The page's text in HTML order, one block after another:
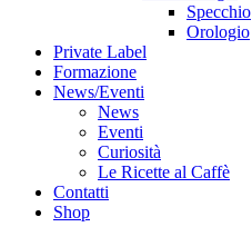
Specchio
Orologio
Private Label
Formazione
News/Eventi
News
Eventi
Curiosità
Le Ricette al Caffè
Contatti
Shop